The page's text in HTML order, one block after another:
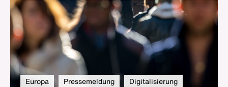
der EU-Mitgliedsländer nicht nur in Brüssel, sondern auch
auf bi- und multilateraler Ebene. Wir als BDI arbeiten eng
mit unseren Partnern zusammen, um Europa zu stärken und
die Voraussetzungen für ein stabiles Wirtschaftswachstum
in Deutschland zu schaffen.
Europa Pressemeldung
Digitalisierung